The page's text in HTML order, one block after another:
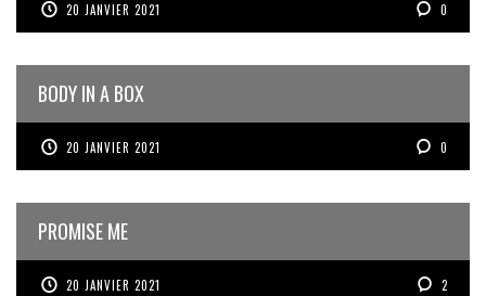
20 JANVIER 2021 0
BODY IN A BOX
20 JANVIER 2021 0
PROMISE ME
20 JANVIER 2021 2